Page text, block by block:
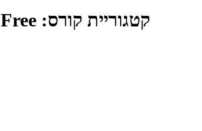
קטגוריית קורס: Free